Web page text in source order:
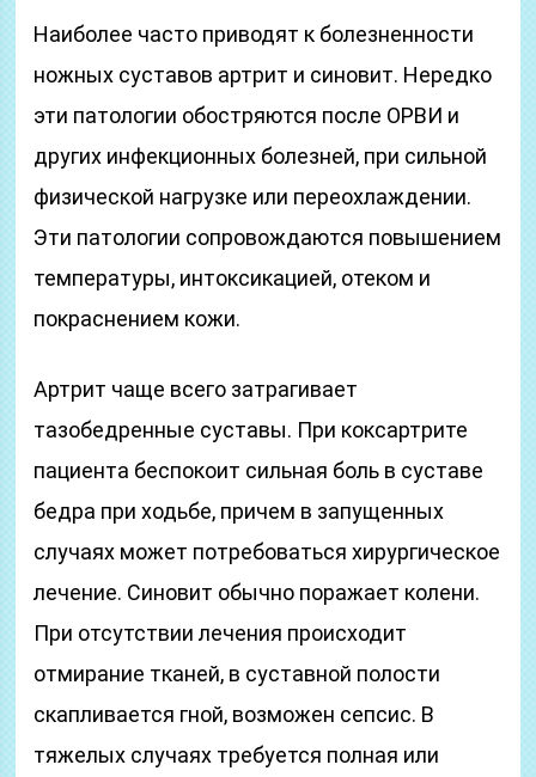
Наиболее часто приводят к болезненности
ножных суставов артрит и синовит. Нередко
эти патологии обостряются после ОРВИ и
других инфекционных болезней, при сильной
физической нагрузке или переохлаждении.
Эти патологии сопровождаются повышением
температуры, интоксикацией, отеком и
покраснением кожи.
Артрит чаще всего затрагивает
тазобедренные суставы. При коксартрите
пациента беспокоит сильная боль в суставе
бедра при ходьбе, причем в запущенных
случаях может потребоваться хирургическое
лечение. Синовит обычно поражает колени.
При отсутствии лечения происходит
отмирание тканей, в суставной полости
скапливается гной, возможен сепсис. В
тяжелых случаях требуется полная или